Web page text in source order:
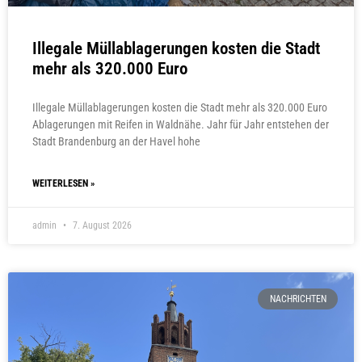
Illegale Müllablagerungen kosten die Stadt
mehr als 320.000 Euro
Illegale Müllablagerungen kosten die Stadt mehr als 320.000 Euro
Ablagerungen mit Reifen in Waldnähe. Jahr für Jahr entstehen der
Stadt Brandenburg an der Havel hohe
WEITERLESEN »
admin 7. August 2026
NACHRICHTEN